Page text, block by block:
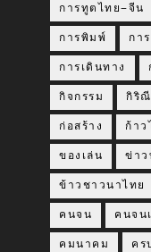
การทูตไทย–จีน
การพิมพ์ กา
การเดินทาง
กิจกรรม กิริณี
ก่อสร้าง ก้าว
ของเล่น ข่าว
ข้าวชาวนาไทย
คนจน คนจน
คมนาคม คร